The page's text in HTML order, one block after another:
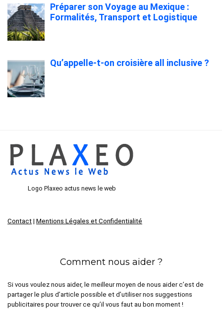
Préparer son Voyage au Mexique :
Formalités, Transport et Logistique
Qu’appelle-t-on croisière all inclusive ?
Logo Plaxeo actus news le web
Contact | Mentions Légales et Confidentialité
Comment nous aider ?
Si vous voulez nous aider, le meilleur moyen de nous aider c’est de
partager le plus d’article possible et d’utiliser nos suggestions
publicitaires pour trouver ce qu’il vous faut au bon moment !